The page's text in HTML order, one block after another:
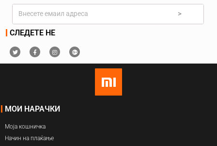
>
СЛЕДЕТЕ НЕ
МОИ НАРАЧКИ
Моја кошничка
Начин на плаќање